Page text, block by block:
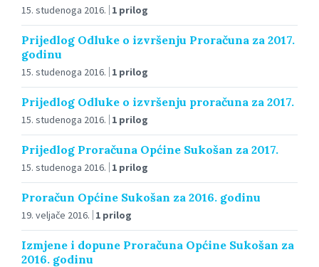
15. studenoga 2016. 1 prilog
Prijedlog Odluke o izvršenju Proračuna za 2017.
godinu
15. studenoga 2016. 1 prilog
Prijedlog Odluke o izvršenju proračuna za 2017.
15. studenoga 2016. 1 prilog
Prijedlog Proračuna Općine Sukošan za 2017.
15. studenoga 2016. 1 prilog
Proračun Općine Sukošan za 2016. godinu
19. veljače 2016. 1 prilog
Izmjene i dopune Proračuna Općine Sukošan za
2016. godinu